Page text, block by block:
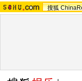
搜狐